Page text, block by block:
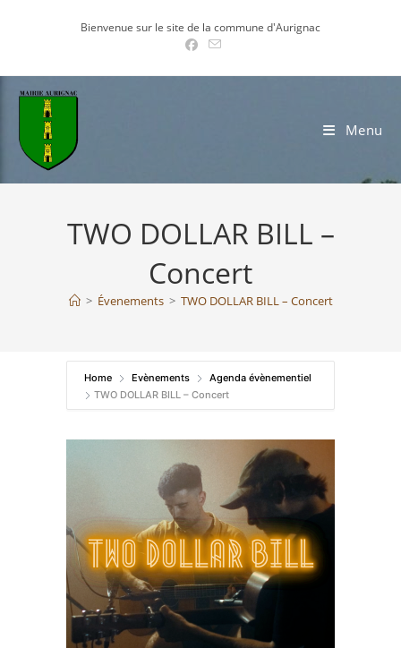
Bienvenue sur le site de la commune d'Aurignac
Menu
TWO DOLLAR BILL –
Concert
> Évenements > TWO DOLLAR BILL – Concert
Home Evènements
Agenda évènementiel
TWO DOLLAR BILL – Concert